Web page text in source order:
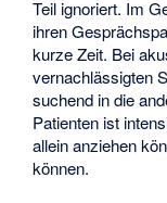
Teil ignoriert. Im
ihren
kurze Zeit. Bei
vernachlässigten
suchend in die
Patienten ist
allein anziehen
können.